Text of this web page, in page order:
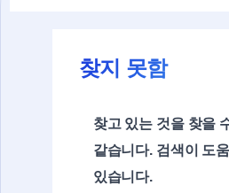
찾지 못함
찾고 있는 것을 찾을
같습니다. 검색이 도
있습니다.